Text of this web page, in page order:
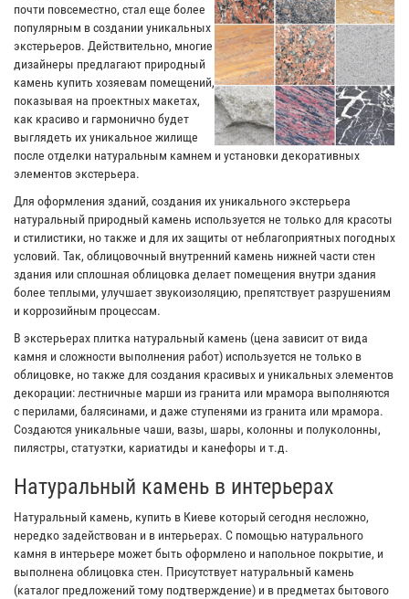
почти повсеместно, стал еще более
популярным в создании уникальных
экстерьеров. Действительно, многие
дизайнеры предлагают природный
камень купить хозяевам помещений,
показывая на проектных макетах,
как красиво и гармонично будет
выглядеть их уникальное жилище
после отделки натуральным камнем и установки декоративных
элементов экстерьера.
Для оформления зданий, создания их уникального экстерьера
натуральный природный камень используется не только для красоты
и стилистики, но также и для их защиты от неблагоприятных погодных
условий. Так, облицовочный внутренний камень нижней части стен
здания или сплошная облицовка делает помещения внутри здания
более теплыми, улучшает звукоизоляцию, препятствует разрушениям
и коррозийным процессам.
В экстерьерах плитка натуральный камень (цена зависит от вида
камня и сложности выполнения работ) используется не только в
облицовке, но также для создания красивых и уникальных элементов
декорации: лестничные марши из гранита или мрамора выполняются
с перилами, балясинами, и даже ступенями из гранита или мрамора.
Создаются уникальные чаши, вазы, шары, колонны и полуколонны,
пилястры, статуэтки, кариатиды и канефоры и т.д.
Натуральный камень в интерьерах
Натуральный камень, купить в Киеве который сегодня несложно,
нередко задействован и в интерьерах. С помощью натурального
камня в интерьере может быть оформлено и напольное покрытие, и
выполнена облицовка стен. Присутствует натуральный камень
(каталог предложений тому подтверждение) и в предметах бытового